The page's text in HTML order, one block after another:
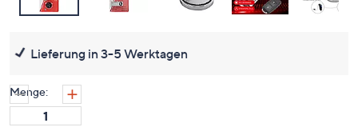
Lieferung in 3-5 Werktagen
Menge: